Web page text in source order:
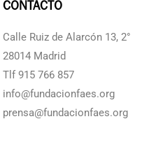
CONTACTO
Calle Ruiz de Alarcón 13, 2°
28014 Madrid
Tlf 915 766 857
info@fundacionfaes.org
prensa@fundacionfaes.org